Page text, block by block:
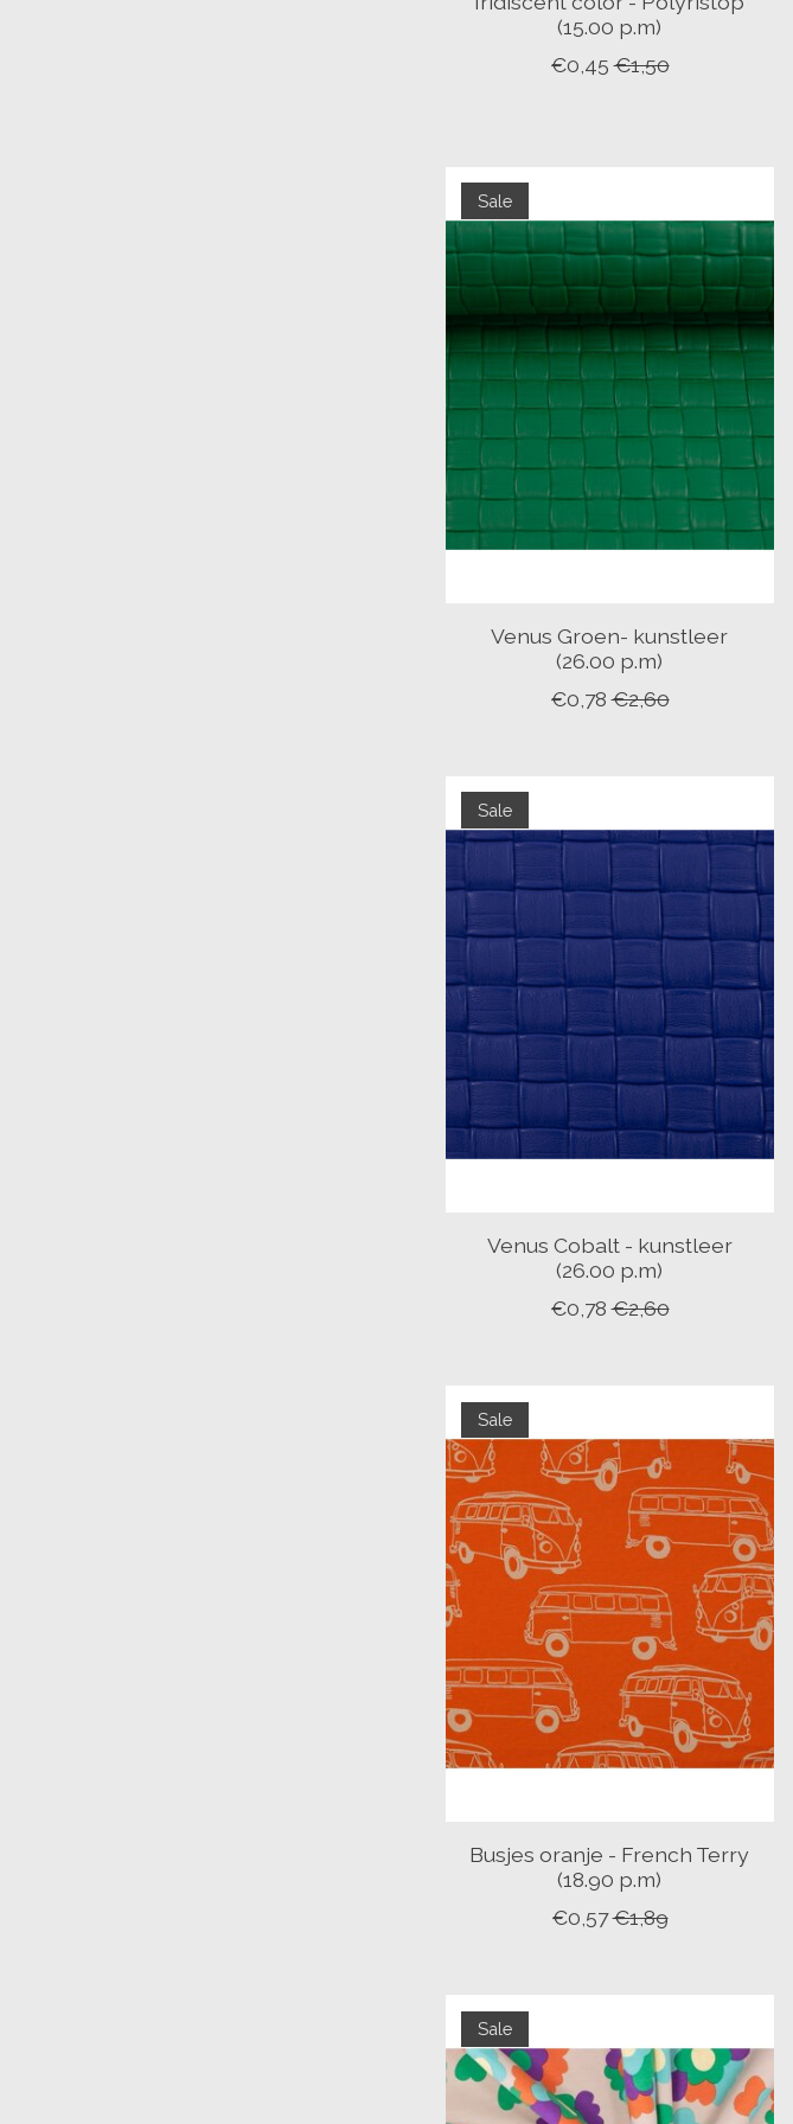
(15.00 p.m)
€0,45 €1,50
Sale
Venus Groen- kunstleer
(26.00 p.m)
€0,78 €2,60
Sale
Venus Cobalt - kunstleer
(26.00 p.m)
€0,78 €2,60
Sale
Busjes oranje - French Terry
(18.90 p.m)
€0,57€1,89
Sale